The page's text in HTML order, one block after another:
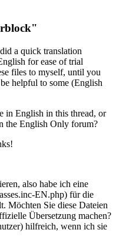
a quick translation
for ease of trial
files to myself, until you
helpful to some (English
in English in this thread, or
the English Only forum?
also habe ich eine
EN.php) für die
Möchten Sie diese Dateien
Übersetzung machen?
hilfreich, wenn ich sie